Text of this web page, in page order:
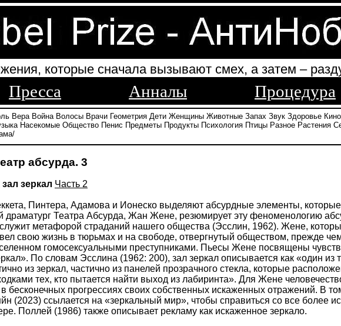
которые сначала вызывают смех, а затем –
Пресса Анналы Процедура
Вера Война Волосы Врачи Геометрия Дети Женщины Животные Запах Звук Здоровье Кино
Насекомые Общество Пенис Предметы Продукты Психология Птицы Разное Растения
абсурда. 3
зеркал Часть 2
Пинтера, Адамова и Ионеско выделяют абсурдные элементы,
драматург Театра Абсурда, Жан Жене, резюмирует эту феноменологию
служит метафорой страданий нашего общества (Эсслин, 1962). Жене,
свою жизнь в тюрьмах и на свободе, отвергнутый обществом, прежде
гомосексуальными преступниками. Пьесы Жене посвящены
По словам Эсслина (1962: 200), зал зеркал описывается как «один
из зеркал, частично из панелей прозрачного стекла, которые
тех, кто пытается найти выход из лабиринта». Для Жене
в бесконечных прогрессиях своих собственных искаженных отражений. В
(2023) ссылается на «зеркальный мир», чтобы справиться со все более
Поллей (1986) также описывает рекламу как искаженное зеркало.